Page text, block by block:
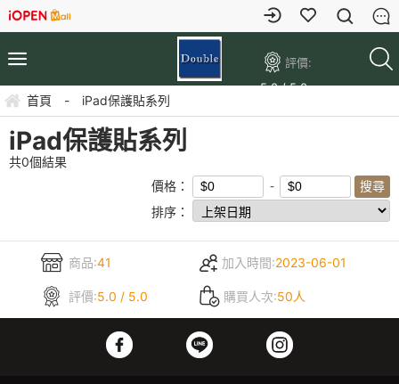
評價:
5.0 / 5.0
首頁 - iPad保護貼系列
iPad保護貼系列
共0個結果
價格：
排序：
商品:41 加入時間:2023-06-01
評價:5.0 / 5.0 購買人次:50人